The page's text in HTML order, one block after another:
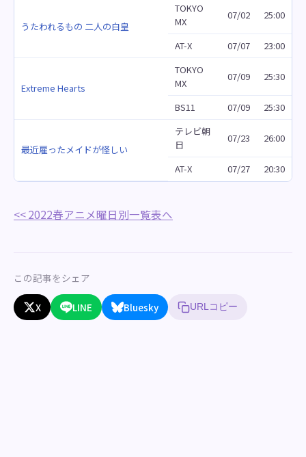
うたわれるもの 二人の白皇
TOKYO
MX
07/02 25:00
AT-X 07/07 23:00
Extreme Hearts
TOKYO
MX
07/09 25:30
BS11 07/09 25:30
最近雇ったメイドが怪しい
テレビ朝
日
07/23 26:00
AT-X 07/27 20:30
<< 2022春アニメ曜日別一覧表へ
この記事をシェア
X LINE Bluesky URLコピー